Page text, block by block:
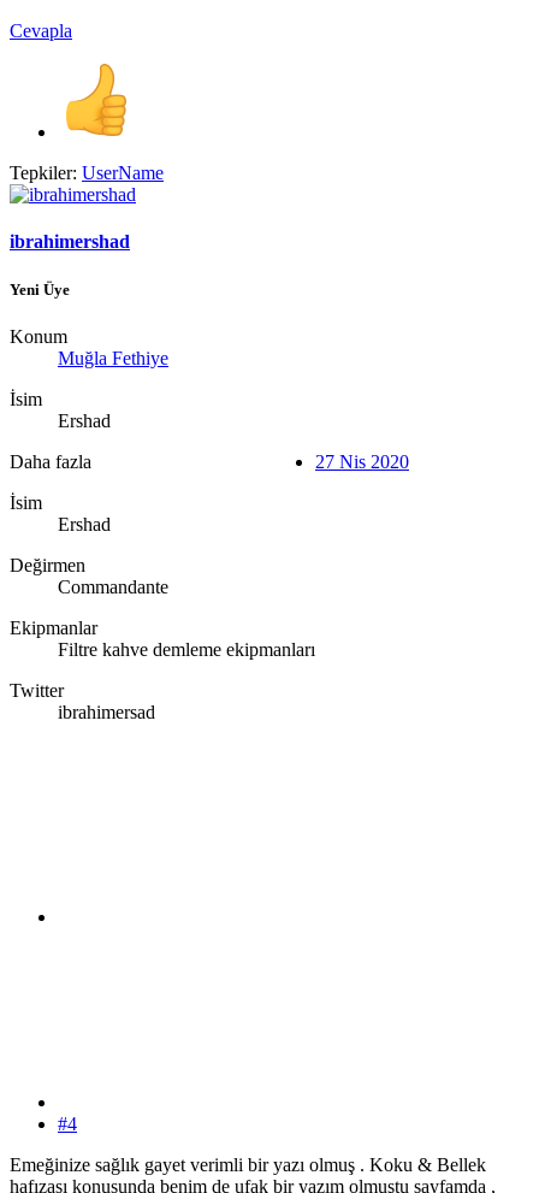
Cevapla
Tepkiler: UserName
ibrahimershad
Yeni Üye
Konum
Muğla Fethiye
İsim
Ershad
Daha fazla
İsim
Ershad
Değirmen
Commandante
Ekipmanlar
Filtre kahve demleme ekipmanları
Twitter
ibrahimersad
27 Nis 2020
#4
Emeğinize sağlık gayet verimli bir yazı olmuş . Koku & Bellek
hafızası konusunda benim de ufak bir yazım olmuştu sayfamda ,